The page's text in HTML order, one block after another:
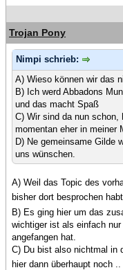
Trojan Pony
Nimpi schrieb:
A) Wieso können wir das
B) Ich werd Abbadons
und das macht Spaß
C) Wir sind da nun
momentan eher in meiner
D) Ne gemeinsame Gilde
uns wünschen.
A) Weil das Topic des
bisher dort besprochen
B) Es ging hier um das
wichtiger ist als einfach
angefangen hat.
C) Du bist also nichtmal in
hier dann überhaupt noch